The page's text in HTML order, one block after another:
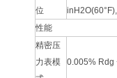
位
性能
精密压
力表模
0.005% Rdg